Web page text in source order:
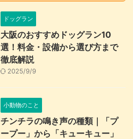
ドッグラン
大阪のおすすめドッグラン10
選！料金・設備から選び方まで
徹底解説
2025/9/9
小動物のこと
チンチラの鳴き声の種類｜「プ
ープー」から「キューキュー」